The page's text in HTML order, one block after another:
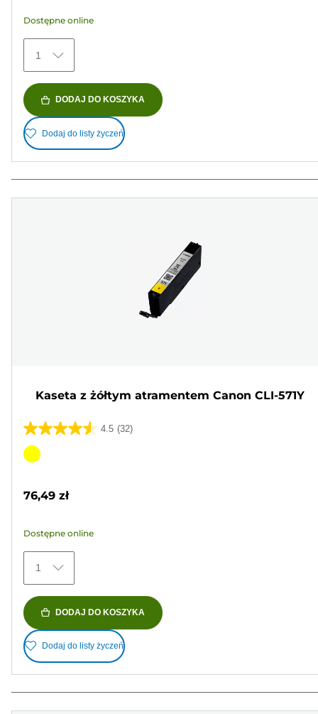
Dostępne online
1
DODAJ DO KOSZYKA
Dodaj do listy życzeń
Kaseta z żółtym atramentem Canon CLI-571Y
4.5 (32)
4.5
na
32
Wkład
76,49 zł
Dostępne online
1
DODAJ DO KOSZYKA
Dodaj do listy życzeń